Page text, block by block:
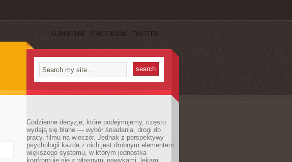
SUBSCRIBE FACEBOOK TWITTER
Codzienne decyzje, które podejmujemy, często
wydają się błahe — wybór śniadania, drogi do
pracy, filmu na wieczór. Jednak z perspektywy
psychologii każda z nich jest drobnym elementem
większego systemu, w którym jednostka
konfrontuje się z własnymi nawykami, lękami,